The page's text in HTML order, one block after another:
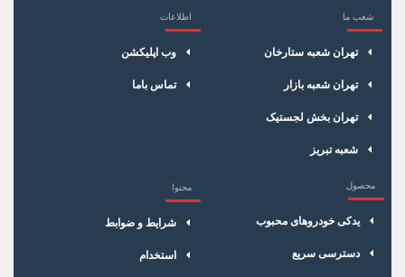
شعب ما
تهران شعبه ستارخان
تهران شعبه بازار
تهران بخش لجستیک
شعبه تبریز
اطلاعات
وب اپلیکشن
تماس باما
محصول
یدکی خودروهای محبوب
دسترسی سریع
محتوا
شرایط و ضوابط
استخدام
×